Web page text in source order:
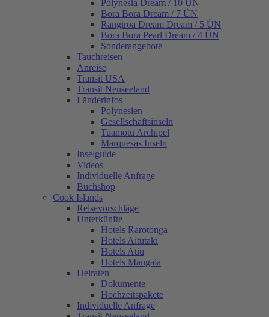
Polynesia Dream / 10 ÜN
Bora Bora Dream / 7 ÜN
Rangiroa Dream Dream / 5 ÜN
Bora Bora Pearl Dream / 4 ÜN
Sonderangebote
Tauchreisen
Anreise
Transit USA
Transit Neuseeland
Länderinfos
Polynesien
Gesellschaftsinseln
Tuamotu Archipel
Marquesas Inseln
Inselguide
Videos
Individuelle Anfrage
Buchshop
Cook Islands
Reisevorschläge
Unterkünfte
Hotels Rarotonga
Hotels Aitutaki
Hotels Atiu
Hotels Mangaia
Heiraten
Dokumente
Hochzeitspakete
Individuelle Anfrage